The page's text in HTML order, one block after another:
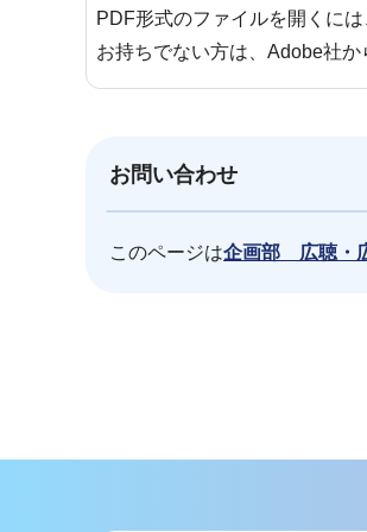
PDF形式のファイルを開くに
お持ちでない方は、Adobe社か
お問い合わせ
このページは企画部 広聴・
こ